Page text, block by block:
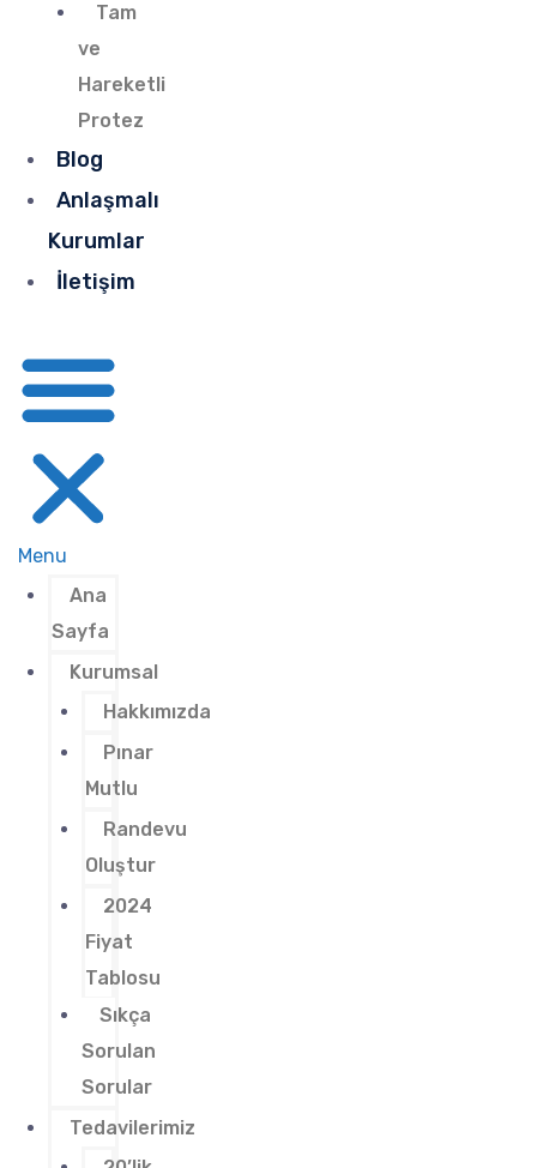
Tam
ve
Hareketli
Protez
Blog
Anlaşmalı
Kurumlar
İletişim
Menu
Ana
Sayfa
Kurumsal
Hakkımızda
Pınar
Mutlu
Randevu
Oluştur
2024
Fiyat
Tablosu
Sıkça
Sorulan
Sorular
Tedavilerimiz